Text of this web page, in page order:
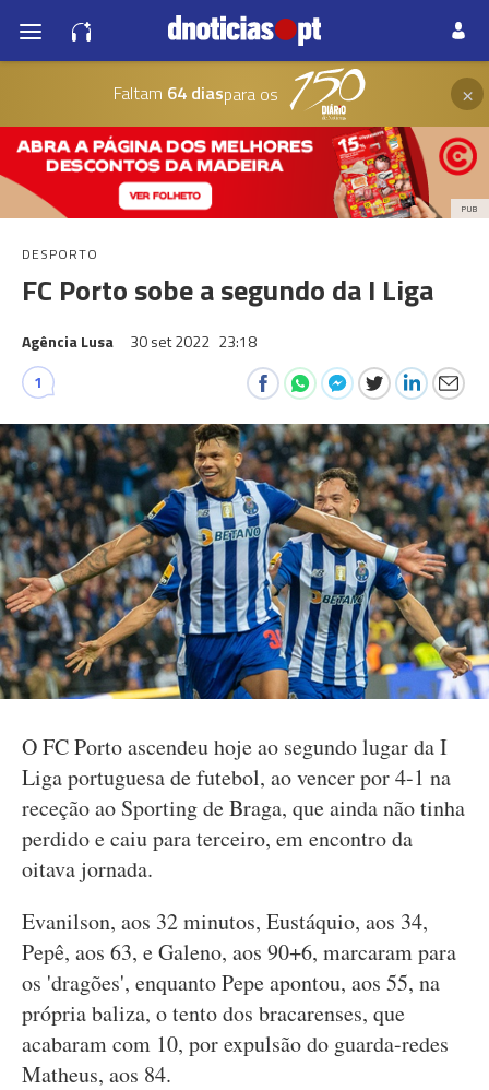
Faltam 64 diaspara os ×
PUB
DESPORTO
FC Porto sobe a segundo da I Liga
Agência Lusa 30 set 2022 23:18
1
O FC Porto ascendeu hoje ao segundo lugar da I
Liga portuguesa de futebol, ao vencer por 4-1 na
receção ao Sporting de Braga, que ainda não tinha
perdido e caiu para terceiro, em encontro da
oitava jornada.
Evanilson, aos 32 minutos, Eustáquio, aos 34,
Pepê, aos 63, e Galeno, aos 90+6, marcaram para
os 'dragões', enquanto Pepe apontou, aos 55, na
própria baliza, o tento dos bracarenses, que
acabaram com 10, por expulsão do guarda-redes
Matheus, aos 84.